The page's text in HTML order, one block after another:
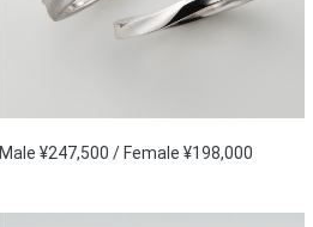
Male ¥247,500 / Female ¥198,000